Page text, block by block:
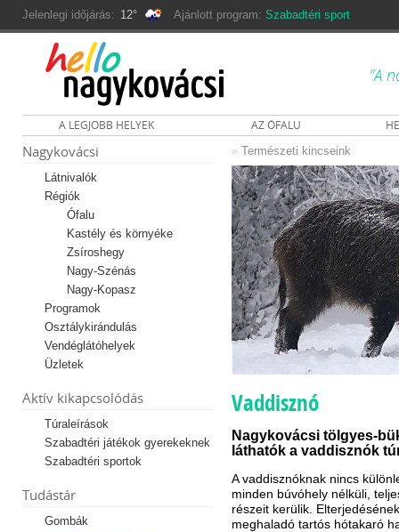
Jelenlegi időjárás: 12° Ajánlott program: Szabadtéri sport
"A
A LEGJOBB HELYEK AZ ÓFALU
Nagykovácsi
Látnivalók
Régiók
Ófalu
Kastély és környéke
Zsíroshegy
Nagy-Szénás
Nagy-Kopasz
Programok
Osztálykirándulás
Vendéglátóhelyek
Üzletek
Aktív kikapcsolódás
Túraleírások
Szabadtéri játékok gyerekeknek
Szabadtéri sportok
Tudástár
Gombák
» Természeti kincseink
Vaddisznó
Nagykovácsi tölgyes-
láthatók a vaddisznók
A vaddisznóknak nincs
minden búvóhely nélküli,
részeit kerülik.
meghaladó tartós hótakaró